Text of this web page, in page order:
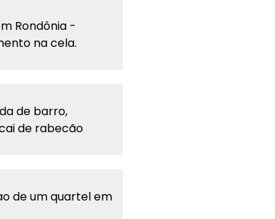
Rondônia -
na cela.
de barro,
de rabecão
de um quartel em